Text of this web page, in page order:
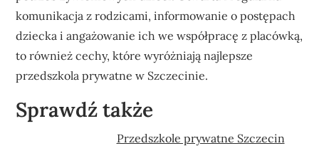
komunikacja z rodzicami, informowanie o postępach
dziecka i angażowanie ich we współpracę z placówką,
to również cechy, które wyróżniają najlepsze
przedszkola prywatne w Szczecinie.
Sprawdź także
Przedszkole prywatne Szczecin